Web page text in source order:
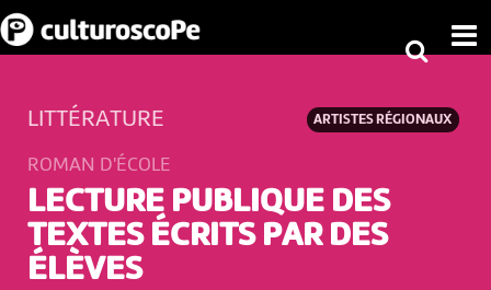
ARTISTES RÉGIONAUX
LITTÉRATURE
ROMAN D'ÉCOLE
LECTURE PUBLIQUE DES
TEXTES ÉCRITS PAR DES
ÉLÈVES